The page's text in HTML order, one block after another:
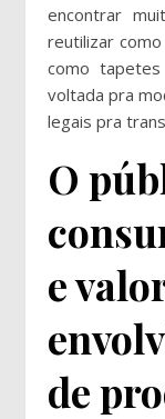
encontrar
reutilizar
como
voltada pra
legais pra
O
e
de